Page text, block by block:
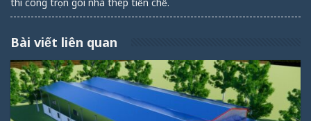
thi công trọn gói nhà thép tiền chế.
Bài viết liên quan